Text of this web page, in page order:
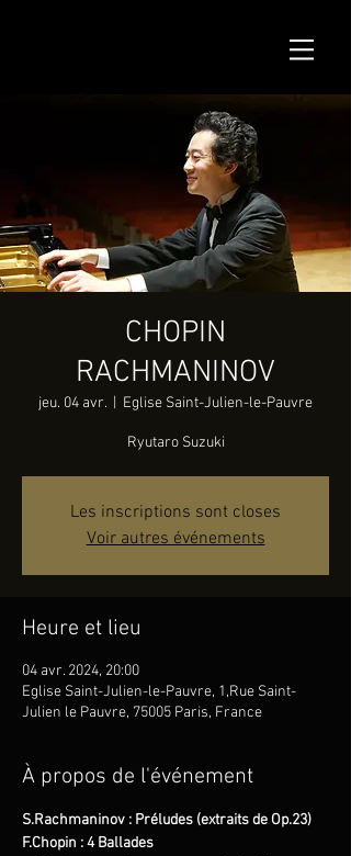
CHOPIN
RACHMANINOV
jeu. 04 avr. Eglise Saint-Julien-le-Pauvre
Ryutaro Suzuki
Les inscriptions sont closes
Voir autres événements
Heure et lieu
04 avr. 2024, 20:00
Eglise Saint-Julien-le-Pauvre, 1,Rue Saint-
Julien le Pauvre, 75005 Paris, France
À propos de l'événement
S.Rachmaninov : Préludes (extraits de Op.23)
F.Chopin : 4 Ballades